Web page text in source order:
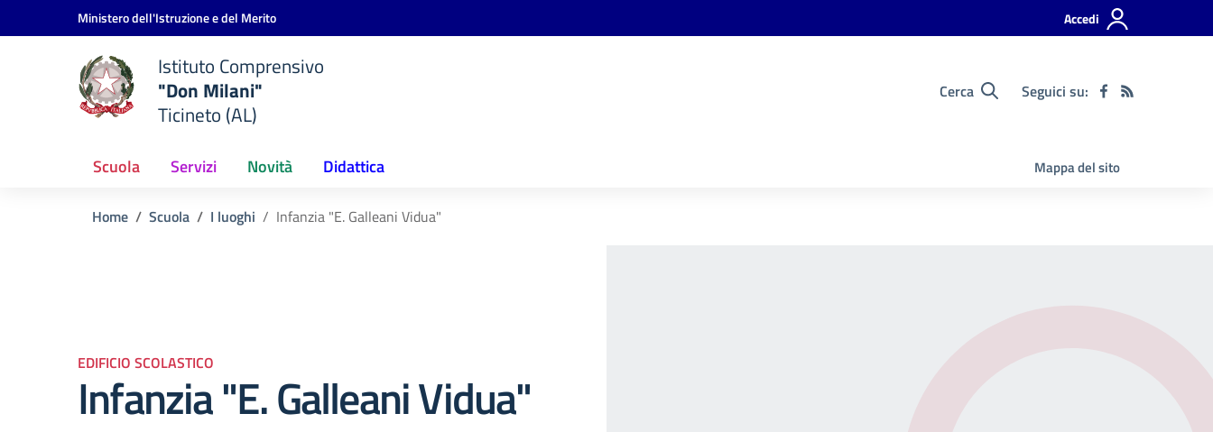
Vai ai contenuti
Vai al menu di navigazioneMinistero dell'Istruzione e del Merito Accedi
Istituto Comprensivo
"Don Milani"
Ticineto (AL)
Cerca Seguici su:
Scuola Servizi Novità Didattica Mappa del sito
Home Scuola I luoghi Infanzia "E. Galleani Vidua"
EDIFICIO SCOLASTICO
Infanzia "E. Galleani Vidua"